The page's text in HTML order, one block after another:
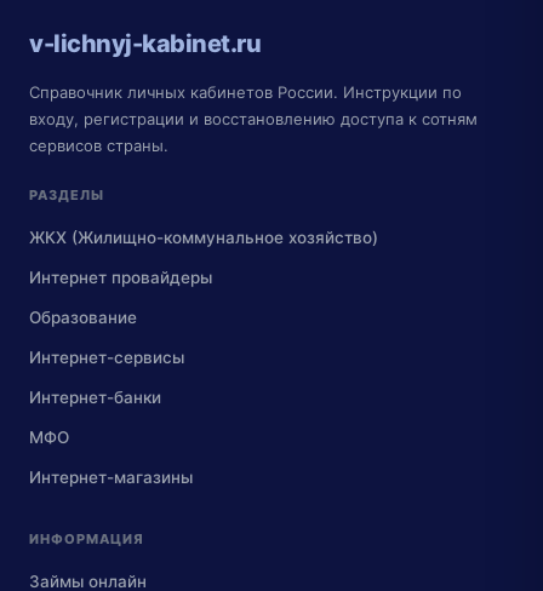
v-lichnyj-kabinet.ru
Справочник личных кабинетов России. Инструкции по
входу, регистрации и восстановлению доступа к сотням
сервисов страны.
РАЗДЕЛЫ
ЖКХ (Жилищно-коммунальное хозяйство)
Интернет провайдеры
Образование
Интернет-сервисы
Интернет-банки
МФО
Интернет-магазины
ИНФОРМАЦИЯ
Займы онлайн